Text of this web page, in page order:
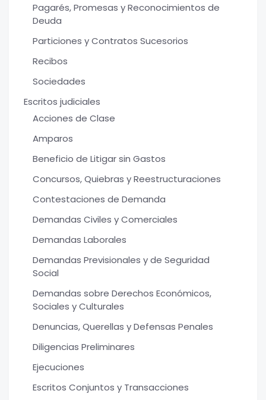
Pagarés, Promesas y Reconocimientos de
Deuda
Particiones y Contratos Sucesorios
Recibos
Sociedades
Escritos judiciales
Acciones de Clase
Amparos
Beneficio de Litigar sin Gastos
Concursos, Quiebras y Reestructuraciones
Contestaciones de Demanda
Demandas Civiles y Comerciales
Demandas Laborales
Demandas Previsionales y de Seguridad
Social
Demandas sobre Derechos Económicos,
Sociales y Culturales
Denuncias, Querellas y Defensas Penales
Diligencias Preliminares
Ejecuciones
Escritos Conjuntos y Transacciones